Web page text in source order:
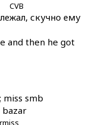
CVB
скучно ему
and then he got
miss smb
bazar
miss